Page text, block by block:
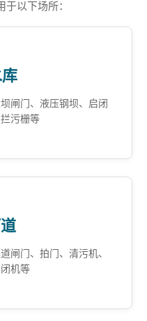
以下场所：
闸门、液压钢坝、启闭
污栅等
闸门、拍门、清污机、
机等